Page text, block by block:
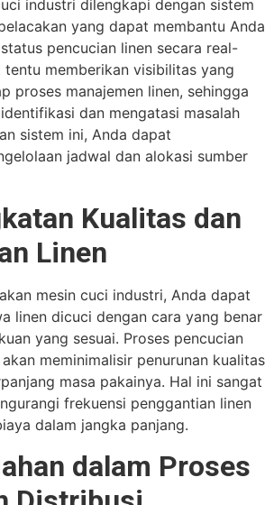
industri dilengkapi dengan sistem
yang dapat membantu Anda
pencucian linen secara real-
memberikan visibilitas yang
proses manajemen linen, sehingga
dan mengatasi masalah
sistem ini, Anda dapat
jadwal dan alokasi sumber
Kualitas dan
Linen
mesin cuci industri, Anda dapat
linen dicuci dengan cara yang benar
yang sesuai. Proses pencucian
meminimalisir penurunan kualitas
masa pakainya. Hal ini sangat
frekuensi penggantian linen
dalam jangka panjang.
dalam Proses